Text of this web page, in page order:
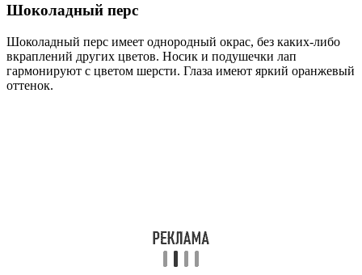
Шоколадный перс
Шоколадный перс имеет однородный окрас, без каких-либо
вкраплений других цветов. Носик и подушечки лап
гармонируют с цветом шерсти. Глаза имеют яркий оранжевый
оттенок.